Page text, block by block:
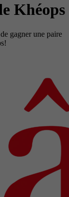
Khéops
gagner une paire